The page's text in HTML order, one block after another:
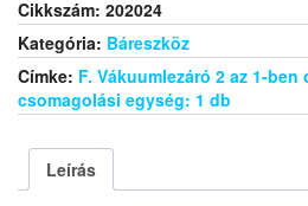
Cikkszám: 202024
Kategória: Báreszköz
Címke: F. Vákuumlezáró 2 az 1-ben
csomagolási egység: 1 db
Leírás